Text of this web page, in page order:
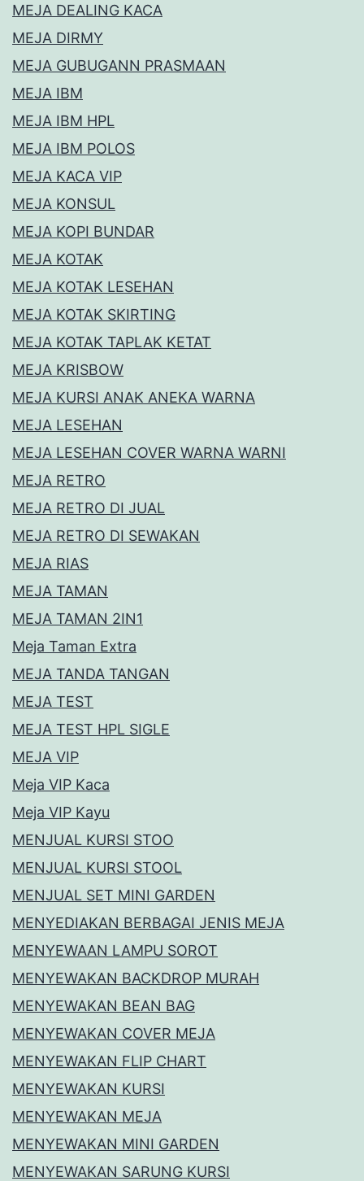
MEJA DEALING KACA
MEJA DIRMY
MEJA GUBUGANN PRASMAAN
MEJA IBM
MEJA IBM HPL
MEJA IBM POLOS
MEJA KACA VIP
MEJA KONSUL
MEJA KOPI BUNDAR
MEJA KOTAK
MEJA KOTAK LESEHAN
MEJA KOTAK SKIRTING
MEJA KOTAK TAPLAK KETAT
MEJA KRISBOW
MEJA KURSI ANAK ANEKA WARNA
MEJA LESEHAN
MEJA LESEHAN COVER WARNA WARNI
MEJA RETRO
MEJA RETRO DI JUAL
MEJA RETRO DI SEWAKAN
MEJA RIAS
MEJA TAMAN
MEJA TAMAN 2IN1
Meja Taman Extra
MEJA TANDA TANGAN
MEJA TEST
MEJA TEST HPL SIGLE
MEJA VIP
Meja VIP Kaca
Meja VIP Kayu
MENJUAL KURSI STOO
MENJUAL KURSI STOOL
MENJUAL SET MINI GARDEN
MENYEDIAKAN BERBAGAI JENIS MEJA
MENYEWAAN LAMPU SOROT
MENYEWAKAN BACKDROP MURAH
MENYEWAKAN BEAN BAG
MENYEWAKAN COVER MEJA
MENYEWAKAN FLIP CHART
MENYEWAKAN KURSI
MENYEWAKAN MEJA
MENYEWAKAN MINI GARDEN
MENYEWAKAN SARUNG KURSI